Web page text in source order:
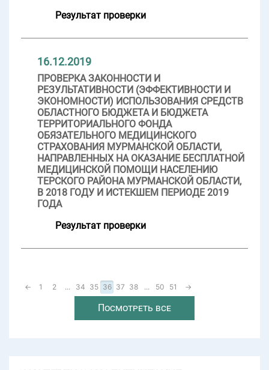
Результат проверки
16.12.2019
ПРОВЕРКА ЗАКОННОСТИ И
РЕЗУЛЬТАТИВНОСТИ (ЭФФЕКТИВНОСТИ И
ЭКОНОМНОСТИ) ИСПОЛЬЗОВАНИЯ СРЕДСТВ
ОБЛАСТНОГО БЮДЖЕТА И БЮДЖЕТА
ТЕРРИТОРИАЛЬНОГО ФОНДА
ОБЯЗАТЕЛЬНОГО МЕДИЦИНСКОГО
СТРАХОВАНИЯ МУРМАНСКОЙ ОБЛАСТИ,
НАПРАВЛЕННЫХ НА ОКАЗАНИЕ БЕСПЛАТНОЙ
МЕДИЦИНСКОЙ ПОМОЩИ НАСЕЛЕНИЮ
ТЕРСКОГО РАЙОНА МУРМАНСКОЙ ОБЛАСТИ,
В 2018 ГОДУ И ИСТЕКШЕМ ПЕРИОДЕ 2019
ГОДА
Результат проверки
← 1 2 ... 34 35 36 37 38 ... 50 51 →
Посмотреть все